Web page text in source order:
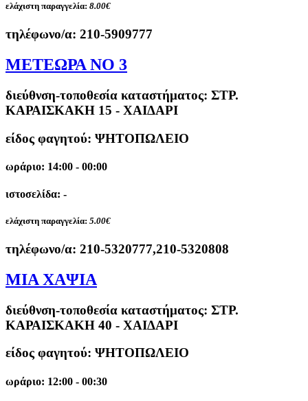
ελάχιστη παραγγελία: 8.00€
τηλέφωνο/α: 210-5909777
ΜΕΤΕΩΡΑ ΝΟ 3
διεύθνση-τοποθεσία καταστήματος: ΣΤΡ.
ΚΑΡΑΙΣΚΑΚΗ 15 - ΧΑΙΔΑΡΙ
είδος φαγητού: ΨΗΤΟΠΩΛΕΙΟ
ωράριο: 14:00 - 00:00
ιστοσελίδα: -
ελάχιστη παραγγελία: 5.00€
τηλέφωνο/α: 210-5320777,210-5320808
ΜΙΑ ΧΑΨΙΑ
διεύθνση-τοποθεσία καταστήματος: ΣΤΡ.
ΚΑΡΑΙΣΚΑΚΗ 40 - ΧΑΙΔΑΡΙ
είδος φαγητού: ΨΗΤΟΠΩΛΕΙΟ
ωράριο: 12:00 - 00:30